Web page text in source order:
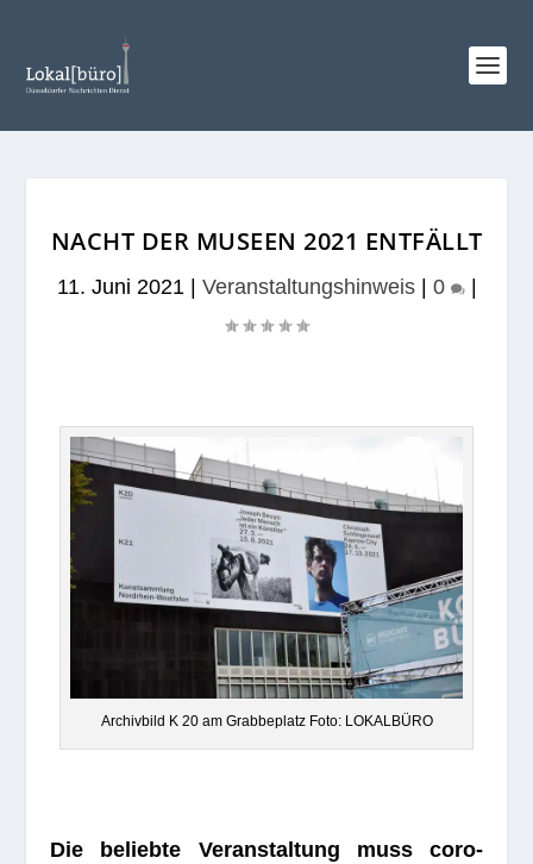
NACHT DER MUSEEN 2021 ENTFÄLLT
11. Juni 2021| Veranstaltungshinweis| 0 |
Archiv­bild K 20 am Grab­beplatz Foto: LOKALBÜRO
Die beliebte Ver­an­stal­tung muss coro­